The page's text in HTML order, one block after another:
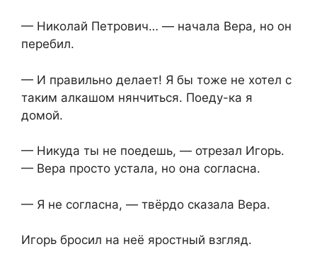
— Николай Петрович… — начала Вера, но он
перебил.
— И правильно делает! Я бы тоже не хотел с
таким алкашом нянчиться. Поеду-ка я
домой.
— Никуда ты не поедешь, — отрезал Игорь.
— Вера просто устала, но она согласна.
— Я не согласна, — твёрдо сказала Вера.
Игорь бросил на неё яростный взгляд.